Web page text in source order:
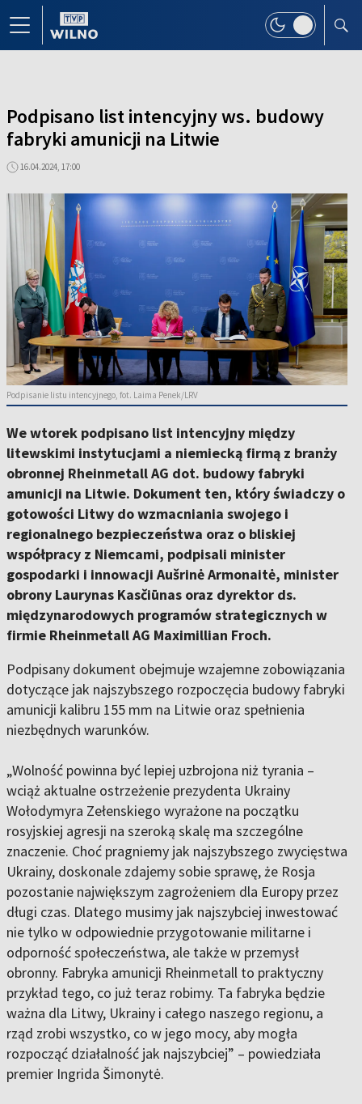
Podpisano list intencyjny ws. budowy
fabryki amunicji na Litwie
16.04.2024, 17:00
Podpisanie listu intencyjnego, fot. Laima Penek/LRV
We wtorek podpisano list intencyjny między
litewskimi instytucjami a niemiecką firmą z branży
obronnej Rheinmetall AG dot. budowy fabryki
amunicji na Litwie. Dokument ten, który świadczy o
gotowości Litwy do wzmacniania swojego i
regionalnego bezpieczeństwa oraz o bliskiej
współpracy z Niemcami, podpisali minister
gospodarki i innowacji Aušrinė Armonaitė, minister
obrony Laurynas Kasčiūnas oraz dyrektor ds.
międzynarodowych programów strategicznych w
firmie Rheinmetall AG Maximillian Froch.
Podpisany dokument obejmuje wzajemne zobowiązania
dotyczące jak najszybszego rozpoczęcia budowy fabryki
amunicji kalibru 155 mm na Litwie oraz spełnienia
niezbędnych warunków.
„Wolność powinna być lepiej uzbrojona niż tyrania –
wciąż aktualne ostrzeżenie prezydenta Ukrainy
Wołodymyra Zełenskiego wyrażone na początku
rosyjskiej agresji na szeroką skalę ma szczególne
znaczenie. Choć pragniemy jak najszybszego zwycięstwa
Ukrainy, doskonale zdajemy sobie sprawę, że Rosja
pozostanie największym zagrożeniem dla Europy przez
długi czas. Dlatego musimy jak najszybciej inwestować
nie tylko w odpowiednie przygotowanie militarne i
odporność społeczeństwa, ale także w przemysł
obronny. Fabryka amunicji Rheinmetall to praktyczny
przykład tego, co już teraz robimy. Ta fabryka będzie
ważna dla Litwy, Ukrainy i całego naszego regionu, a
rząd zrobi wszystko, co w jego mocy, aby mogła
rozpocząć działalność jak najszybciej” – powiedziała
premier Ingrida Šimonytė.